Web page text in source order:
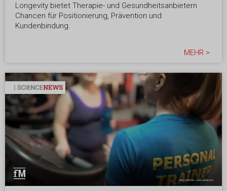
Longevity bietet Therapie- und Gesundheitsanbietern
Chancen für Positionierung, Prävention und
Kundenbindung.
MEHR >